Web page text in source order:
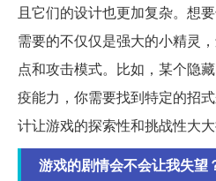
且它们的设计也更加复杂。想
需要的不仅仅是强大的小精灵
点和攻击模式。比如，某个隐
疫能力，你需要找到特定的招
计让游戏的探索性和挑战性大大
游戏的剧情会不会让我失望